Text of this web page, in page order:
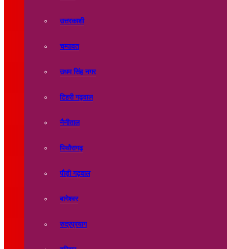
उत्तरकाशी
चम्पावत
उधम सिंह नगर
टिहरी गढ़वाल
नैनीताल
पिथौरागढ़
पौड़ी गढ़वाल
बागेश्वर
रुद्रप्रयाग